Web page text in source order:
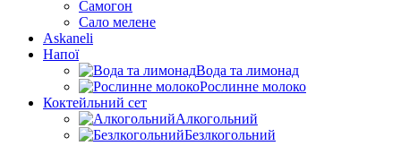
Самогон
Сало мелене
Askaneli
Напої
Вода та лимонад
Рослинне молоко
Коктейльний сет
Алкогольний
Безлкогольний